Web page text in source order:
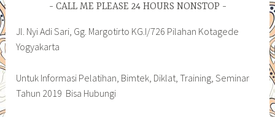
CALL ME PLEASE 24 HOURS NONSTOP
Jl. Nyi Adi Sari, Gg. Margotirto KG.I/726 Pilahan Kotagede
Yogyakarta
Untuk Informasi Pelatihan, Bimtek, Diklat, Training, Seminar
Tahun 2019 Bisa Hubungi